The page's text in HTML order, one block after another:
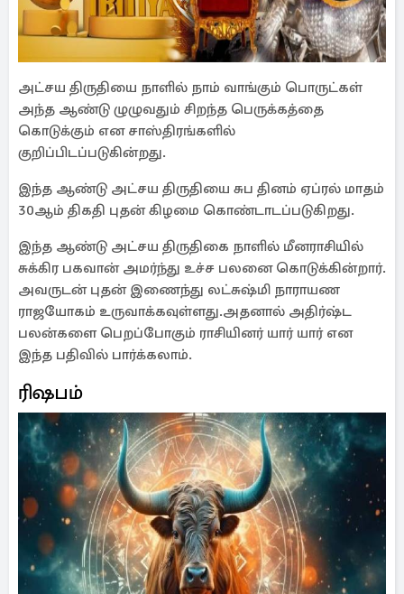
அட்சய திருதியை நாளில்‌ நாம்‌ வாங்கும்‌ பொருட்கள்‌
அந்த ஆண்டு ழுழுவதும் சிறந்த பெருக்கத்தை
கொடுக்கும் என சாஸ்திரங்களில்
குறிப்பிடப்படுகின்றது.
இந்த ஆண்டு அட்சய திருதியை சுப தினம் ஏப்ரல் மாதம்
30ஆம் திகதி புதன் கிழமை கொண்டாடப்படுகிறது.
இந்த ஆண்டு அட்சய திருதிகை நாளில் மீனராசியில்
சுக்கிர பகவான் அமர்ந்து உச்ச பலனை கொடுக்கின்றார்.
அவருடன் புதன் இணைந்து லட்சுஷ்மி நாராயண
ராஜயோகம் உருவாக்கவுள்ளது.அதனால் அதிர்ஷ்ட
பலன்களை பெறப்போகும் ராசியினர் யார் யார் என
இந்த பதிவில் பார்க்கலாம்.
ரிஷபம்